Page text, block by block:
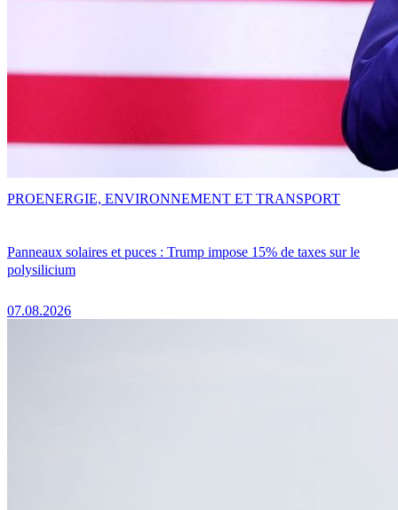
Panneaux solaires et puces : Trump impose 15% de taxes sur le
polysilicium
07.08.2026
PROENERGIE, ENVIRONNEMENT ET TRANSPORT